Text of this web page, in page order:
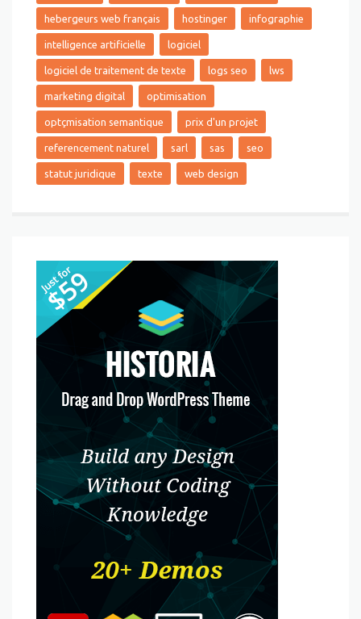
hebergeurs web français hostinger infographie
intelligence artificielle logiciel
logiciel de traitement de texte logs seo lws
marketing digital optimisation
optçmisation semantique prix d'un projet
referencement naturel sarl sas seo
statut juridique texte web design